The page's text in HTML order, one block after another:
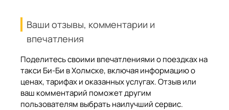
Ваши отзывы, комментарии и
впечатления
Поделитесь своими впечатлениями о поездках на
такси Би-Би в Холмске, включая информацию о
ценах, тарифах и оказанных услугах. Отзыв или
ваш комментарий поможет другим
пользователям выбрать наилучший сервис.